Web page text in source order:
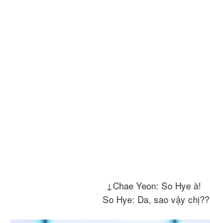
↓Chae Yeon: So Hye à!
So Hye: Da, sao vậy chị??